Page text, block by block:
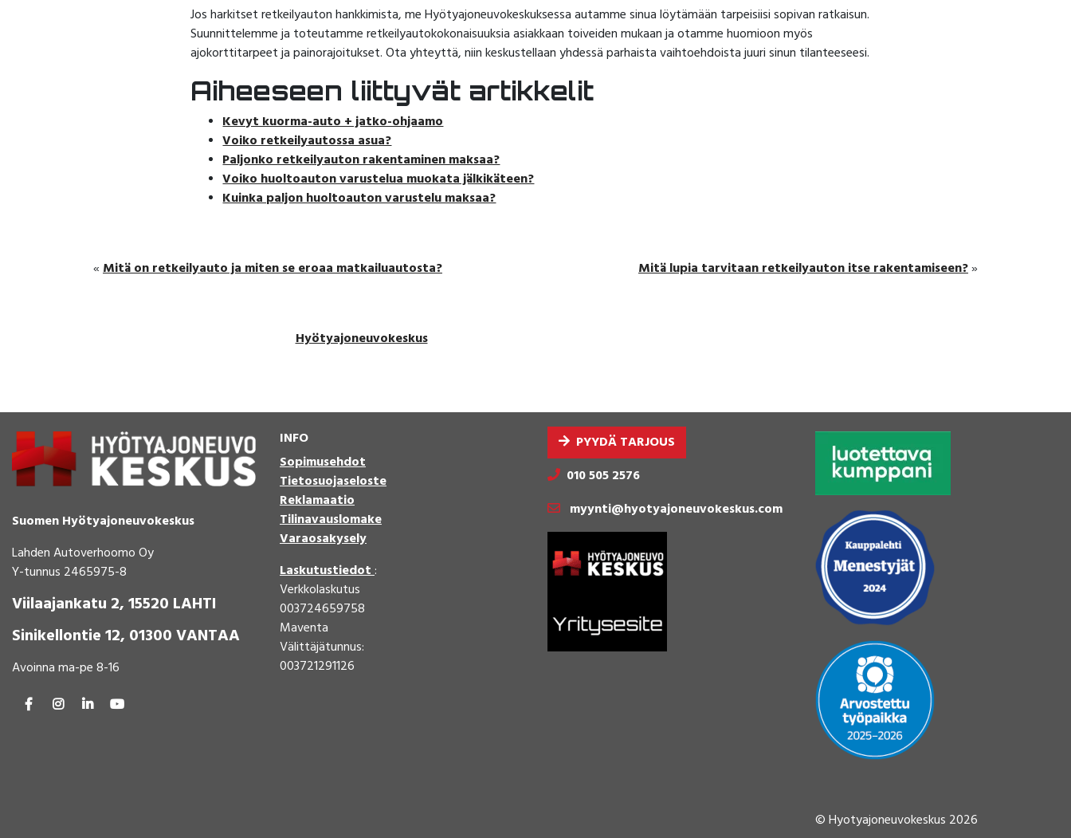
Jos harkitset retkeilyauton hankkimista, me Hyötyajoneuvokeskuksessa autamme sinua löytämään tarpeisiisi sopivan ratkaisun.
Suunnittelemme ja toteutamme retkeilyautokokonaisuuksia asiakkaan toiveiden mukaan ja otamme huomioon myös
ajokorttitarpeet ja painorajoitukset. Ota yhteyttä, niin keskustellaan yhdessä parhaista vaihtoehdoista juuri sinun tilanteeseesi.
Aiheeseen liittyvät artikkelit
Kevyt kuorma-auto + jatko-ohjaamo
Voiko retkeilyautossa asua?
Paljonko retkeilyauton rakentaminen maksaa?
Voiko huoltoauton varustelua muokata jälkikäteen?
Kuinka paljon huoltoauton varustelu maksaa?
« Mitä on retkeilyauto ja miten se eroaa matkailuautosta? Mitä lupia tarvitaan retkeilyauton itse rakentamiseen? »
Hyötyajoneuvokeskus
Suomen Hyötyajoneuvokeskus
Lahden Autoverhoomo Oy
Y-tunnus 2465975-8
Viilaajankatu 2, 15520 LAHTI
Sinikellontie 12, 01300 VANTAA
Avoinna ma-pe 8-16
INFO
Sopimusehdot
Tietosuojaseloste
Reklamaatio
Tilinavauslomake
Varaosakysely
Laskutustiedot:
Verkkolaskutus
003724659758
Maventa
Välittäjätunnus:
003721291126
PYYDÄ TARJOUS
010 505 2576
myynti@hyotyajoneuvokeskus.com
© Hyotyajoneuvokeskus 2026